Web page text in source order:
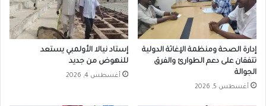
إدارة الصحة ومنظمة الإغاثة الدولية
تتفقان على دعم الطوارئ والفرق
الجوالة
أغسطس 5, 2026
إستاد نيالا الأولمبي يستعد
للنهوض من جديد
أغسطس 4, 2026